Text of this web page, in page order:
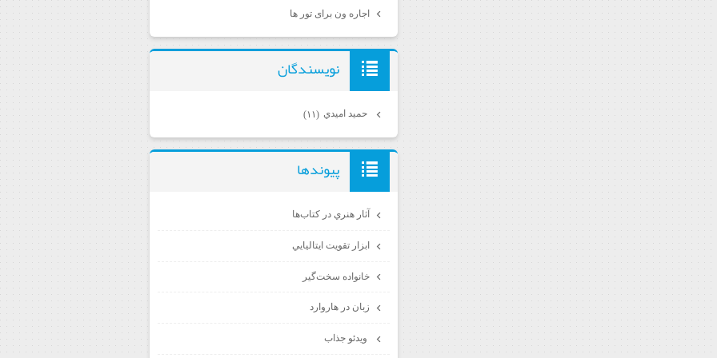
اجاره ون برای تور ها
نويسندگان
حميد اميدي (۱۱)
پيوندها
آثار هنري در كتاب‌ها
ابزار تقويت ايتاليايي
خانواده سخت‌گير
زبان در هاروارد
ويدئو جذاب